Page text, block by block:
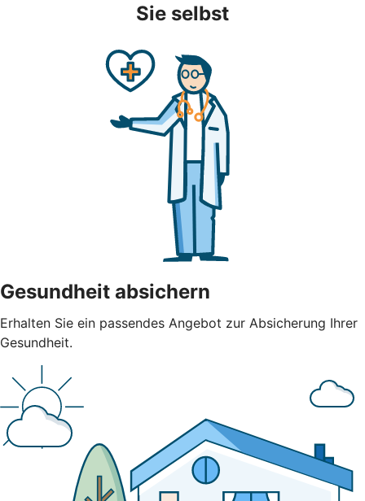
Sie selbst
Gesundheit absichern
Erhalten Sie ein passendes Angebot zur Absicherung Ihrer
Gesundheit.